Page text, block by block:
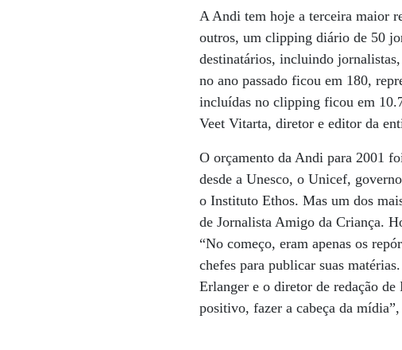
A Andi tem hoje a terceira maior
outros, um clipping diário de 50
destinatários, incluindo
no ano passado ficou em 180,
incluídas no clipping ficou em
Veet Vitarta, diretor e editor da
O orçamento da Andi para 2001
desde a Unesco, o Unicef,
o Instituto Ethos. Mas um dos
de Jornalista Amigo da Criança.
“No começo, eram apenas os
chefes para publicar suas
Erlanger e o diretor de redação
positivo, fazer a cabeça da